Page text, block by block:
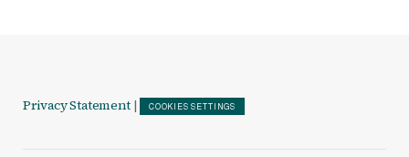
Privacy Statement | COOKIES SETTINGS